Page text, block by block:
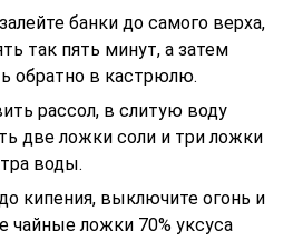
банки до самого верха,
так пять минут, а затем
обратно в кастрюлю.
рассол, в слитую воду
две ложки соли и три ложки
воды.
кипения, выключите огонь и
чайные ложки 70% уксуса